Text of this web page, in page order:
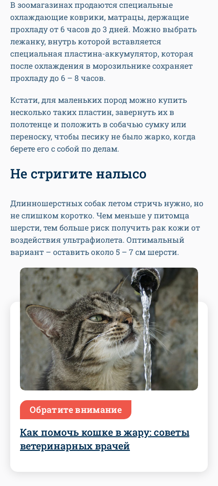
В зоомагазинах продаются специальные
охлаждающие коврики, матрацы, держащие
прохладу от 6 часов до 3 дней. Можно выбрать
лежанку, внутрь которой вставляется
специальная пластина-аккумулятор, которая
после охлаждения в морозильнике сохраняет
прохладу до 6 – 8 часов.
Кстати, для маленьких пород можно купить
несколько таких пластин, завернуть их в
полотенце и положить в собачью сумку или
переноску, чтобы песику не было жарко, когда
берете его с собой по делам.
Не стригите налысо
Длинношерстных собак летом стричь нужно, но
не слишком коротко. Чем меньше у питомца
шерсти, тем больше риск получить рак кожи от
воздействия ультрафиолета. Оптимальный
вариант – оставить около 5 – 7 см шерсти.
Обратите внимание
Как помочь кошке в жару: советы
ветеринарных врачей